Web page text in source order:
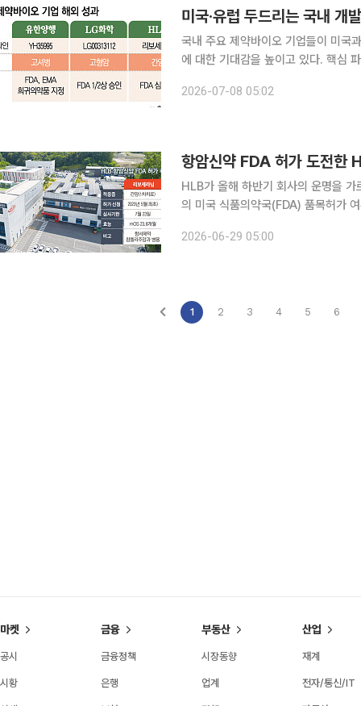
국내 주요 제약바이오 기업들이 미국
에 대한 기대감을 높이고 있다. 핵심
유한양행은 자체 개발 중인 희귀질환
2026-07-08 05:02
항암신약 FDA 허가 도전한
HLB가 올해 하반기 회사의 운명을
의 미국 식품의약국(FDA) 품목허가
보세라닙·캄렐리주맙 병용요법의 승
2026-06-29 05:00
1 2 3 4 5 6
마켓
공시
시황
금융
금융정책
은행
부동산
시장동향
업계
산업
재계
전자/통신/IT